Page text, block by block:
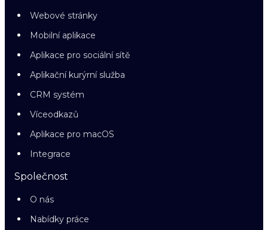
Webové stránky
Mobilní aplikace
Aplikace pro sociální sítě
Aplikační kurýrní služba
CRM systém
Víceodkazů
Aplikace pro macOS
Integrace
Společnost
O nás
Nabídky práce